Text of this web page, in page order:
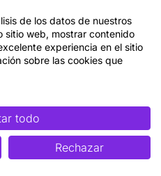
de los datos de nuestros
sitio web, mostrar contenido
experiencia en el sitio
sobre las cookies que
todo
Rechazar